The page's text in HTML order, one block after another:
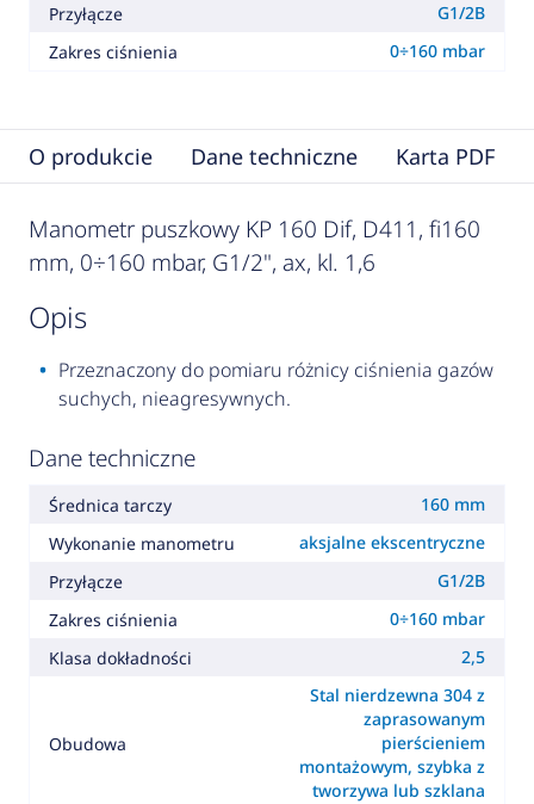
Przyłącze
G1/2B
Zakres ciśnienia
0÷160 mbar
O produkcie Dane techniczne Karta PDF
Manometr puszkowy KP 160 Dif, D411, fi160
mm, 0÷160 mbar, G1/2", ax, kl. 1,6
opis
Przeznaczony do pomiaru różnicy ciśnienia gazów
suchych, nieagresywnych.
Dane techniczne
Średnica tarczy
160 mm
Wykonanie manometru
aksjalne ekscentryczne
Przyłącze
G1/2B
Zakres ciśnienia
0÷160 mbar
Klasa dokładności
2,5
Obudowa
Stal nierdzewna 304 z
zaprasowanym
pierścieniem
montażowym, szybka z
tworzywa lub szklana